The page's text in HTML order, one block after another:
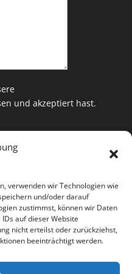
verwenden wir Technologien wie
und/oder darauf
zustimmst, können wir Daten
auf dieser Website
nicht erteilst oder zurückziehst,
beeinträchtigt werden.
und akzeptiert hast.
es jeweils solange der
Winzern oder über